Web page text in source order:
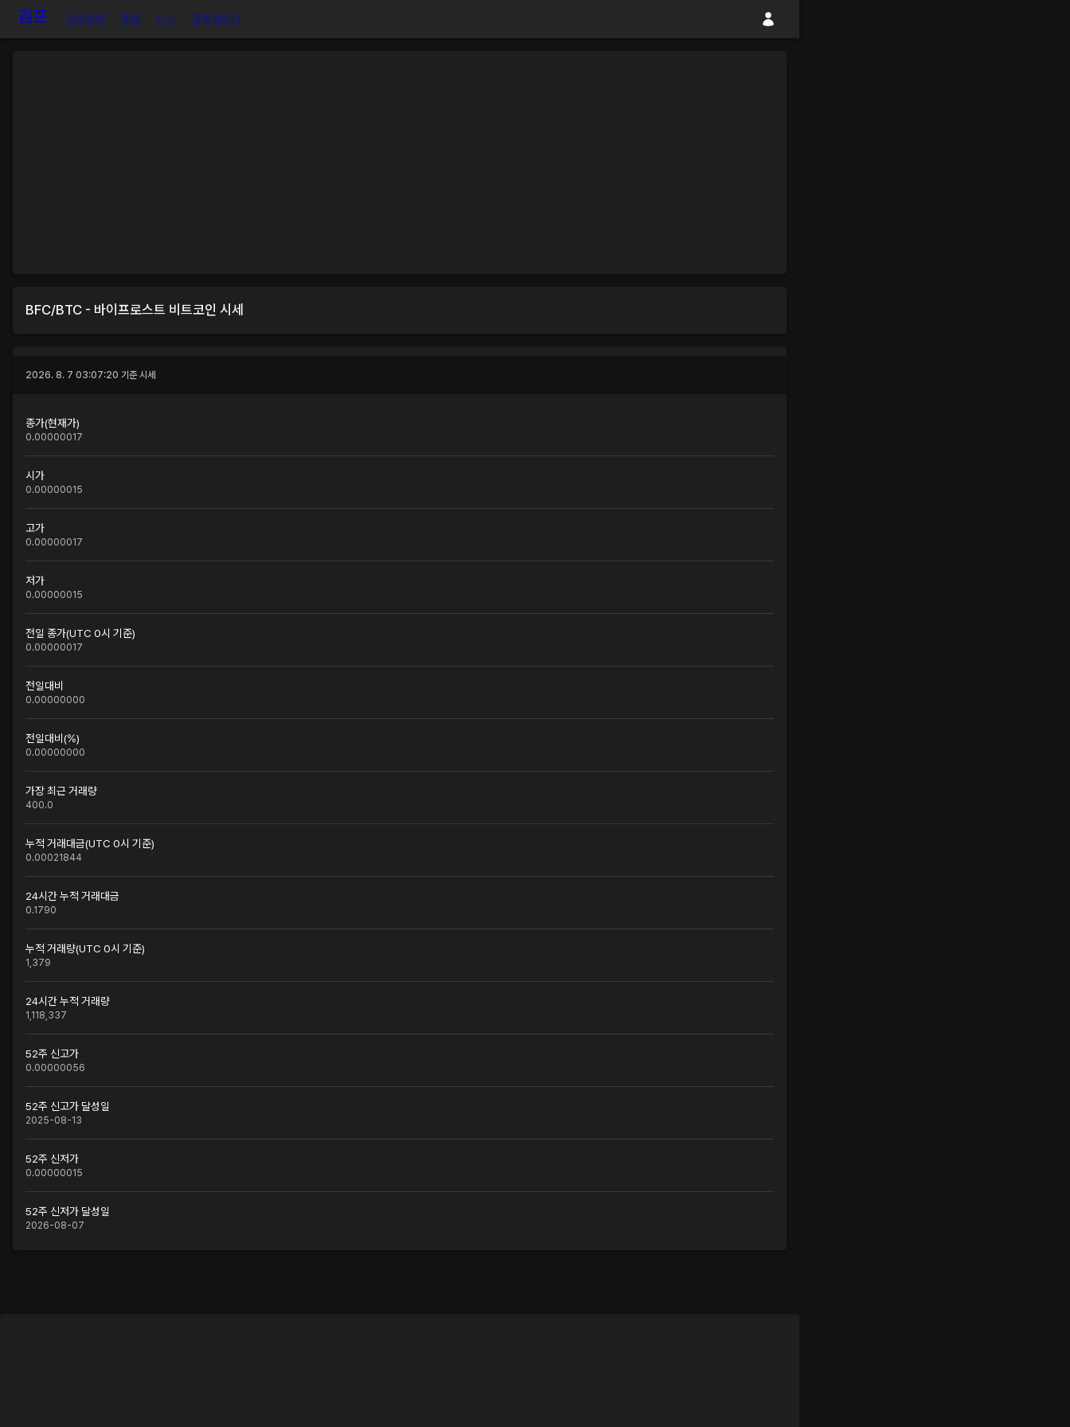
암호화폐 증권 뉴스 경제 캘린더
BFC/BTC - 바이프로스트 비트코인 시세
2026. 8. 7 03:07:20 기준 시세
종가(현재가)
0.00000017
시가
0.00000015
고가
0.00000017
저가
0.00000015
전일 종가(UTC 0시 기준)
0.00000017
전일대비
0.00000000
전일대비(%)
0.00000000
가장 최근 거래량
400.0
누적 거래대금(UTC 0시 기준)
0.00021844
24시간 누적 거래대금
0.1790
누적 거래량(UTC 0시 기준)
1,379
24시간 누적 거래량
1,118,337
52주 신고가
0.00000056
52주 신고가 달성일
2025-08-13
52주 신저가
0.00000015
52주 신저가 달성일
2026-08-07